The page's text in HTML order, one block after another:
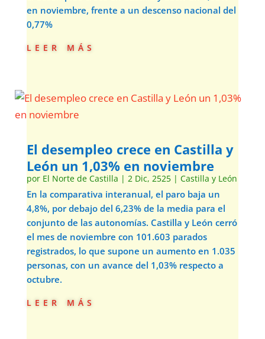
en noviembre, frente a un descenso nacional del
0,77%
leer más
El desempleo crece en Castilla y
León un 1,03% en noviembre
por El Norte de Castilla | 2 Dic, 2525| Castilla y León
En la comparativa interanual, el paro baja un
4,8%, por debajo del 6,23% de la media para el
conjunto de las autonomías. Castilla y León cerró
el mes de noviembre con 101.603 parados
registrados, lo que supone un aumento en 1.035
personas, con un avance del 1,03% respecto a
octubre.
leer más